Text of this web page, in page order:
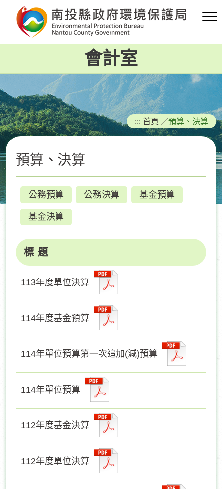
要
容
區
塊
會計室
::: 首頁 ／預算、決算
預算、決算
公務預算 公務決算 基金預算
基金決算
標 題
113年度單位決算
114年度基金預算
114年單位預算第一次追加(減)預算
114年單位預算
112年度基金決算
112年度單位決算